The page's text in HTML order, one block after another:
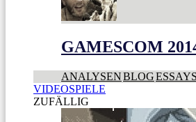
GAMESCOM
ANALYSENBLOGESSAYS
VIDEOSPIELE
ZUFÄLLIG